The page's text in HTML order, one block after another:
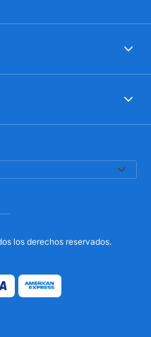
los derechos reservados.